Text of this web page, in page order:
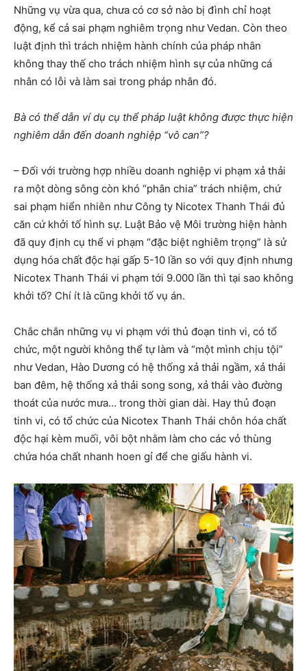
Những vụ vừa qua, chưa có cơ sở nào bị đình chỉ hoạt
động, kể cả sai phạm nghiêm trọng như Vedan. Còn theo
luật định thì trách nhiệm hành chính của pháp nhân
không thay thế cho trách nhiệm hình sự của những cá
nhân có lỗi và làm sai trong pháp nhân đó.
Bà có thể dẫn ví dụ cụ thể pháp luật không được thực hiện
nghiêm dẫn đến doanh nghiệp “vô can”?
– Đối với trường hợp nhiều doanh nghiệp vi phạm xả thải
ra một dòng sông còn khó “phân chia” trách nhiệm, chứ
sai phạm hiển nhiên như Công ty Nicotex Thanh Thái đủ
căn cứ khởi tố hình sự. Luật Bảo vệ Môi trường hiện hành
đã quy định cụ thể vi phạm “đặc biệt nghiêm trọng” là sử
dụng hóa chất độc hại gấp 5-10 lần so với quy định nhưng
Nicotex Thanh Thái vi phạm tới 9.000 lần thì tại sao không
khởi tố? Chí ít là cũng khởi tố vụ án.
Chắc chắn những vụ vi phạm với thủ đoạn tinh vi, có tổ
chức, một người không thể tự làm và “một mình chịu tội”
như Vedan, Hào Dương có hệ thống xả thải ngầm, xả thải
ban đêm, hệ thống xả thải song song, xả thải vào đường
thoát của nước mưa… trong thời gian dài. Hay thủ đoạn
tinh vi, có tổ chức của Nicotex Thanh Thái chôn hóa chất
độc hại kèm muối, vôi bột nhằm làm cho các vỏ thùng
chứa hóa chất nhanh hoen gỉ để che giấu hành vi.